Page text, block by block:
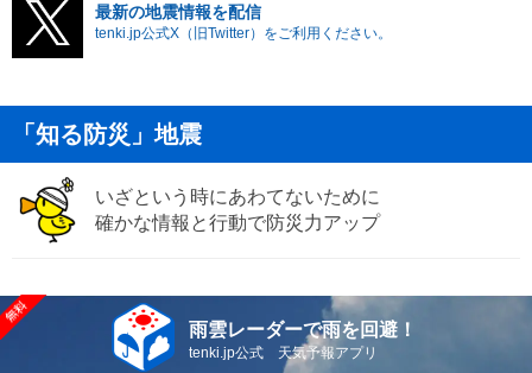
最新の地震情報を配信
tenki.jp公式X（旧Twitter）をご利用ください。
「知る防災」地震
いざという時にあわてないために
確かな情報と行動で防災力アップ
雨雲レーダーで雨を回避！
tenki.jp公式 天気予報アプリ